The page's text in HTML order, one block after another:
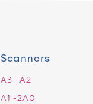
Scanners
A3 -A2
A1 -2A0